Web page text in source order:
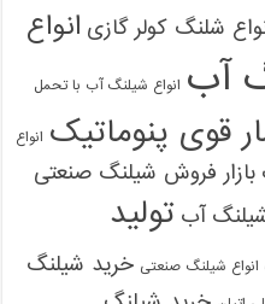
شلنگ کولر گازی انواع
آب انواع شیلنگ آب با تحمل
قوی پنوماتیک انواع
بازار فروش شیلنگ صنعتی
آب تولید
انواع شیلنگ صنعتی خرید شیلنگ